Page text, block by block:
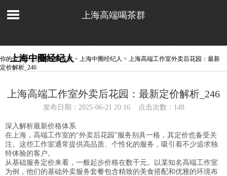
上海高端喝茶群
上海中圈经纪人
你的位置：上海高端喝茶群 > 上海中圈经纪人 > 上海高端工作室外卖后花园：最新
定价解析_246
上海高端工作室外卖后花园：最新定价解析_246
发布日期：2025-06-21 20:16 点击次数：148
深入解析最新价格体系
在上海，高端工作室的“外卖后花园”服务别具一格，其定价也备受关
注。这些工作室通常提供高品质、个性化的服务，吸引着不少追求独
特体验的客户。
从基础服务定价来看，一般起步价格在数千元。以某知名高端工作室
为例，他们的基础外卖服务套餐包含精致的美食搭配和优雅的环境布